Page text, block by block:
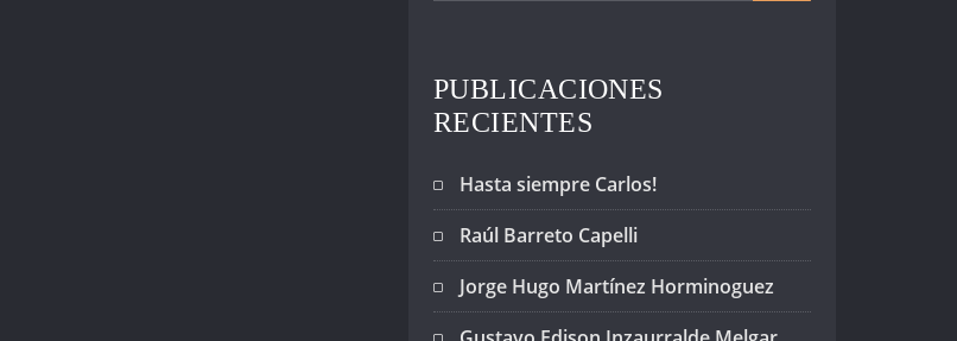
PUBLICACIONES
RECIENTES
Hasta siempre Carlos!
Raúl Barreto Capelli
Jorge Hugo Martínez Horminoguez